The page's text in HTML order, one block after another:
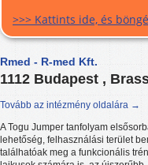
>>> Kattints ide, és
Rmed - R-med Kft.
1112 Budapest ,
Tovább az intézmény oldalára →
A Togu Jumper tanfolyam
lehetőség, felhasználási terület
találhatóak meg a funkcionális